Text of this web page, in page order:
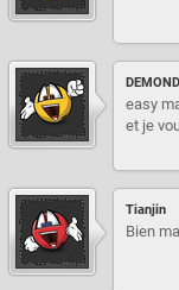
DEMOND
easy
et je
Tianjin
Bien